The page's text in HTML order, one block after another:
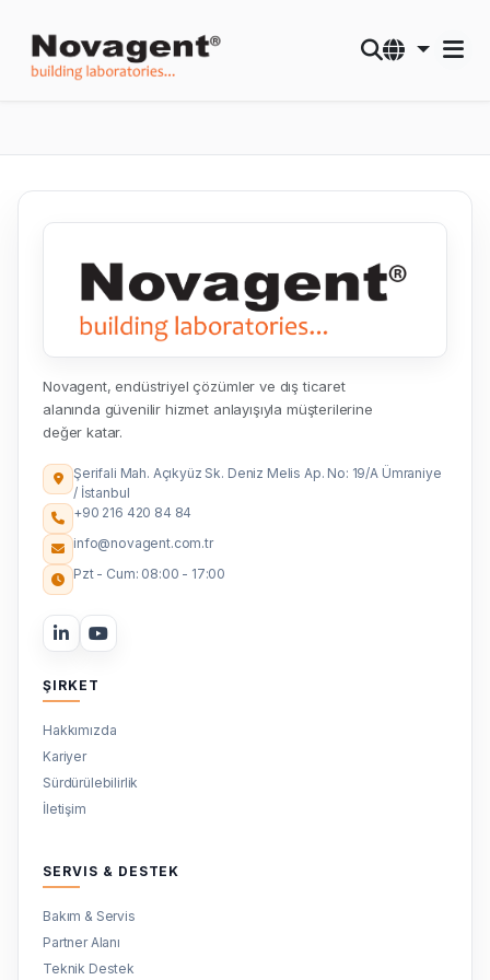
Novagent, endüstriyel çözümler ve dış ticaret
alanında güvenilir hizmet anlayışıyla müşterilerine
değer katar.
Şerifali Mah. Açıkyüz Sk. Deniz Melis Ap. No: 19/A Ümraniye
/ İstanbul
+90 216 420 84 84
info@novagent.com.tr
Pzt - Cum: 08:00 - 17:00
ŞIRKET
Hakkımızda
Kariyer
Sürdürülebilirlik
İletişim
SERVIS & DESTEK
Bakım & Servis
Partner Alanı
Teknik Destek